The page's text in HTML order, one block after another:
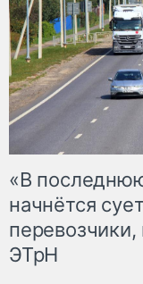
«В
начнётся
ЭТрН